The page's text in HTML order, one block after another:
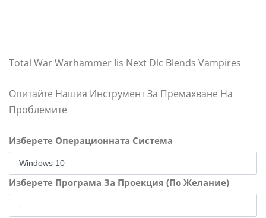
Total War Warhammer Iis Next Dlc Blends Vampires
Опитайте Нашия Инструмент За Премахване На
Проблемите
Изберете Операционната Система
Изберете Програма За Проекция (По Желание)